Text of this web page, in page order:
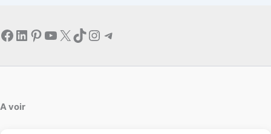
Facebook
LinkedIn
Pinterest
YouTube
X TikTok
Instagram
Telegram
A voir